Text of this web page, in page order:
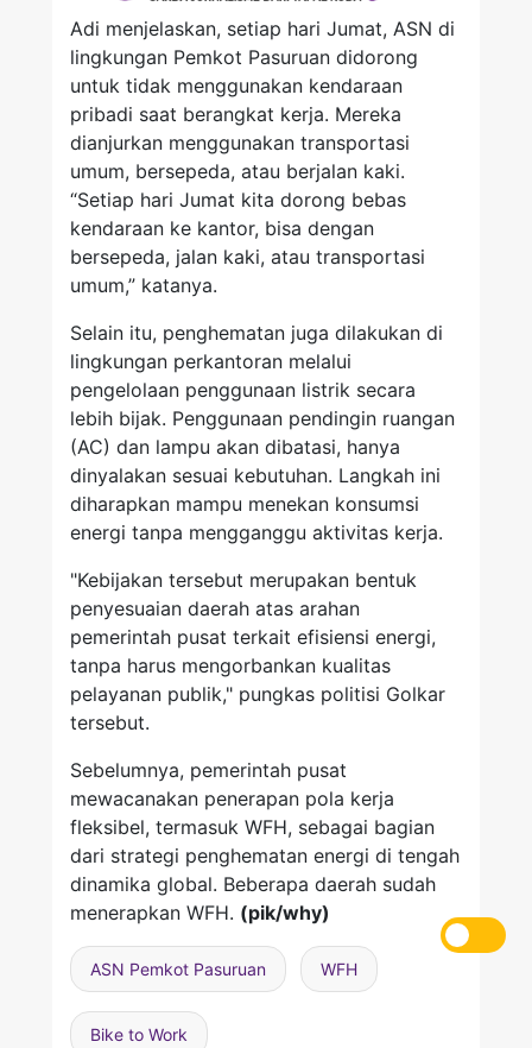
Adi menjelaskan, setiap hari Jumat, ASN di
lingkungan Pemkot Pasuruan didorong
untuk tidak menggunakan kendaraan
pribadi saat berangkat kerja. Mereka
dianjurkan menggunakan transportasi
umum, bersepeda, atau berjalan kaki.
“Setiap hari Jumat kita dorong bebas
kendaraan ke kantor, bisa dengan
bersepeda, jalan kaki, atau transportasi
umum,” katanya.
Selain itu, penghematan juga dilakukan di
lingkungan perkantoran melalui
pengelolaan penggunaan listrik secara
lebih bijak. Penggunaan pendingin ruangan
(AC) dan lampu akan dibatasi, hanya
dinyalakan sesuai kebutuhan. Langkah ini
diharapkan mampu menekan konsumsi
energi tanpa mengganggu aktivitas kerja.
"Kebijakan tersebut merupakan bentuk
penyesuaian daerah atas arahan
pemerintah pusat terkait efisiensi energi,
tanpa harus mengorbankan kualitas
pelayanan publik," pungkas politisi Golkar
tersebut.
Sebelumnya, pemerintah pusat
mewacanakan penerapan pola kerja
fleksibel, termasuk WFH, sebagai bagian
dari strategi penghematan energi di tengah
dinamika global. Beberapa daerah sudah
menerapkan WFH. (pik/why)
ASN Pemkot Pasuruan WFH
Bike to Work